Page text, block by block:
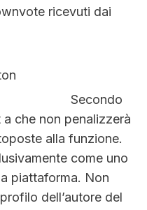
ricevuti dai
Secondo
che non penalizzerà
alla funzione.
come uno
piattaforma. Non
dell’autore del